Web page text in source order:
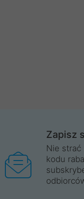
Zapisz
Nie strać
kodu